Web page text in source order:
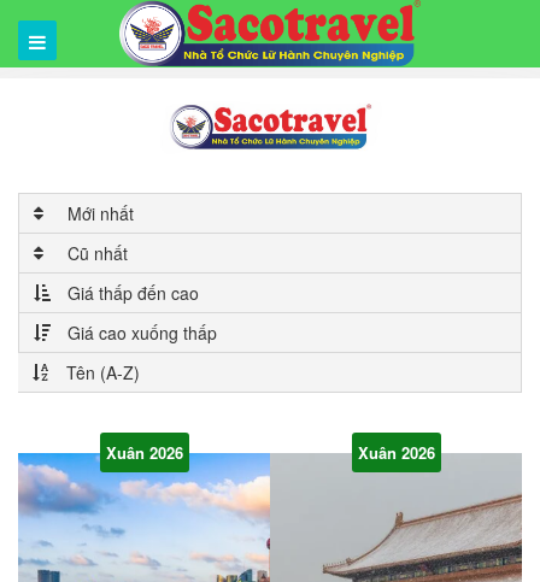
Mới nhất
Cũ nhất
Giá thấp đến cao
Giá cao xuống thấp
Tên (A-Z)
Xuân 2026 Xuân 2026